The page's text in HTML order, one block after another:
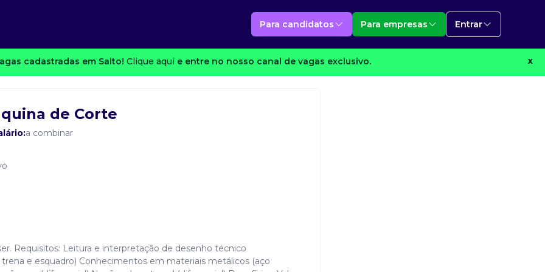
Para candidatos Para empresas Entrar
cadastradas em Salto! Clique aqui e entre no nosso canal de vagas exclusivo. X
de Corte
a combinar
Requisitos: Leitura e interpretação de desenho técnico
e esquadro) Conhecimentos em materiais metálicos (aço